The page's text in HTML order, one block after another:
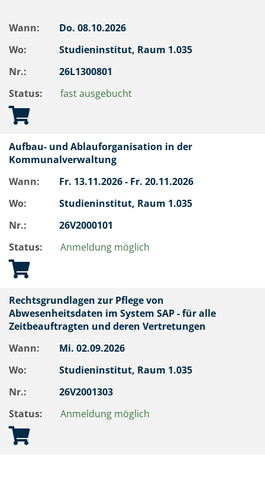
Wann: Do. 08.10.2026
Wo:
Studieninstitut, Raum 1.035
Nr.:
26L1300801
Status:
fast ausgebucht
Aufbau- und Ablauforganisation in der
Kommunalverwaltung
Wann:
Fr. 13.11.2026 - Fr. 20.11.2026
Wo:
Studieninstitut, Raum 1.035
Nr.:
26V2000101
Status:
Anmeldung möglich
Rechtsgrundlagen zur Pflege von
Abwesenheitsdaten im System SAP - für alle
Zeitbeauftragten und deren Vertretungen
Wann:
Mi. 02.09.2026
Wo:
Studieninstitut, Raum 1.035
Nr.:
26V2001303
Status:
Anmeldung möglich